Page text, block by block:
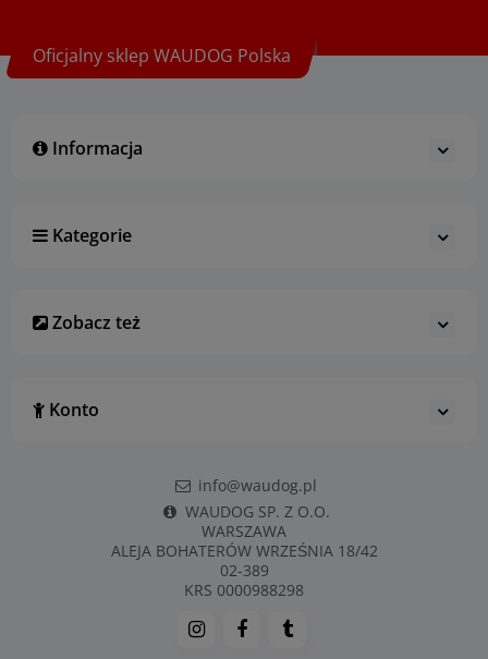
Oficjalny sklep WAUDOG Polska
Informacja
Kategorie
Zobacz też
Konto
info@waudog.pl
WAUDOG SP. Z O.O.
WARSZAWA
ALEJA BOHATERÓW WRZEŚNIA 18/42
02-389
KRS 0000988298